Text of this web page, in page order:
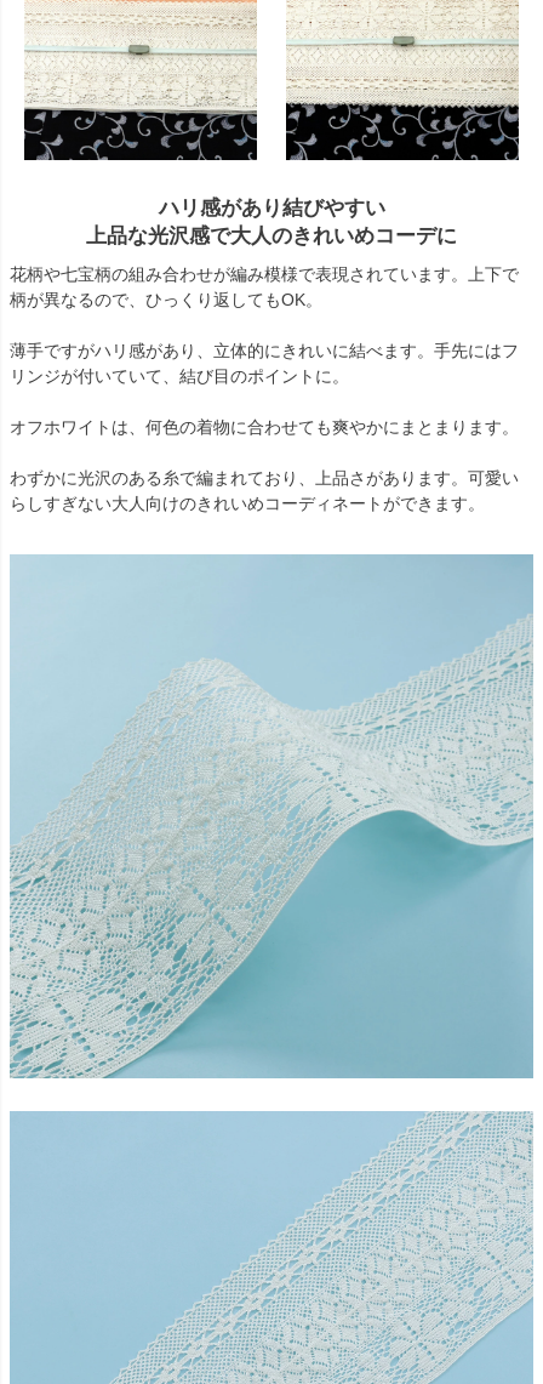
ハリ感があり結びやすい
上品な光沢感で大人のきれいめコーデに
花柄や七宝柄の組み合わせが編み模様で表現されています。上下で
柄が異なるので、ひっくり返してもOK。
薄手ですがハリ感があり、立体的にきれいに結べます。手先にはフ
リンジが付いていて、結び目のポイントに。
オフホワイトは、何色の着物に合わせても爽やかにまとまります。
わずかに光沢のある糸で編まれており、上品さがあります。可愛い
らしすぎない大人向けのきれいめコーディネートができます。